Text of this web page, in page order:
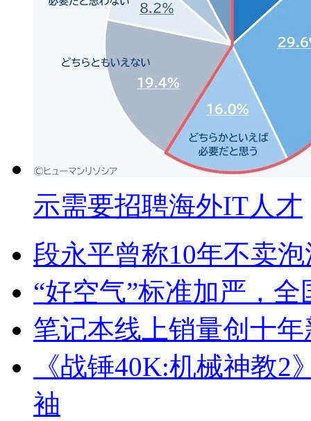
示需要招聘海外IT人才
段永平曾称10年不卖
“好空气”标准加严，
笔记本线上销量创十
《战锤40K:机械神教
袖